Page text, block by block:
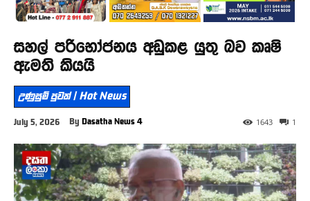
සහල් පරිභෝජනය අඩුකළ යුතු බව කෘෂි
ඇමති කියයි
උණුසුම් පුවත් | Hot News
July 5, 2026 By Dasatha News 4 1
1643